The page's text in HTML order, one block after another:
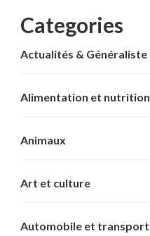
Categories
Actualités & Généraliste
Alimentation et nutrition
Animaux
Art et culture
Automobile et transport